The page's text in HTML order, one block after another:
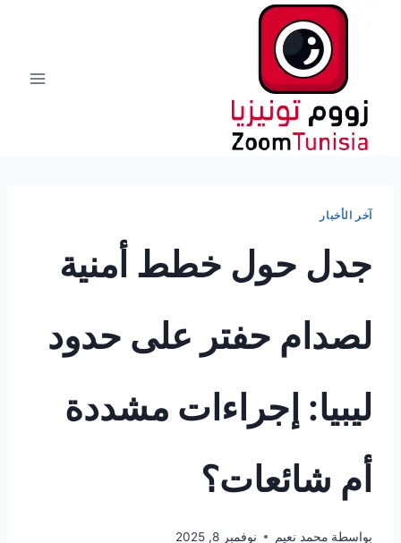
آخر الأخبار
جدل حول خطط أمنية
لصدام حفتر على حدود
ليبيا: إجراءات مشددة
أم شائعات؟
بواسطة محمد نعيم نوفمبر 8, 2025